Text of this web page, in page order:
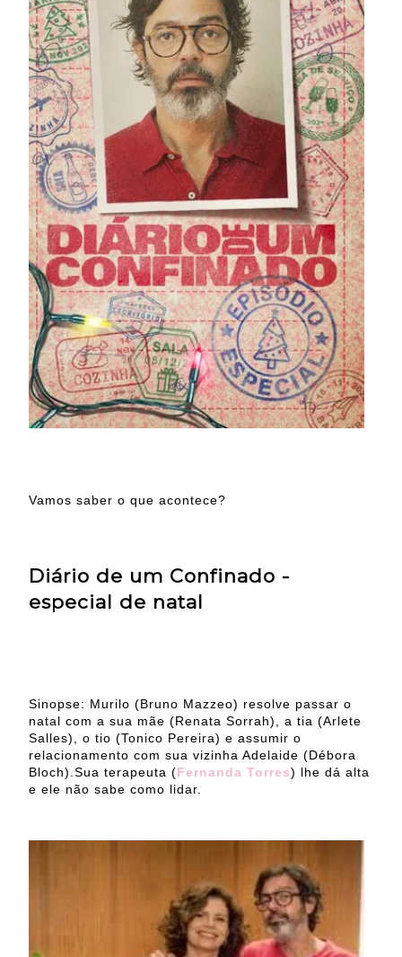
Vamos saber o que acontece?
Diário de um Confinado -
especial de natal
Sinopse: Murilo (Bruno Mazzeo) resolve passar o
natal com a sua mãe (Renata Sorrah), a tia (Arlete
Salles), o tio (Tonico Pereira) e assumir o
relacionamento com sua vizinha Adelaide (Débora
Bloch).Sua terapeuta (Fernanda Torres) lhe dá alta
e ele não sabe como lidar.